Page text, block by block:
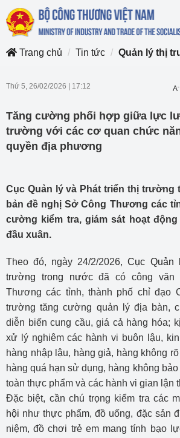
Trang chủ
Tin tức Quản lý thị
Thứ 5, 26/02/2026 17:12 A-
Tăng cường phối hợp giữa lực
trường với các cơ quan chức
quyền địa phương
Cục Quản lý và Phát triển thị trường
bản đề nghị Sở Công Thương các
cường kiểm tra, giám sát hoạt
đầu xuân.
Theo đó, ngày 24/2/2026,Cục Quản
trường trong nướcđã có công văn
Thương các tỉnh, thành phố chỉ đạo
trường tăng cường quản lý địa bàn,
diễn biến cung cầu, giá cả hàng hóa;
xử lý nghiêm các hành vi buôn lậu,
hàng nhập lậu, hàng giả, hàng không
hàng quá hạn sử dụng, hàng không
toàn thực phẩm và các hành vi gian lận
Đặc biệt, cần chú trọng kiểm tra các
hội như thực phẩm, đồ uống, đặc sản
niệm, đồ chơi trẻ em mang tính bạo